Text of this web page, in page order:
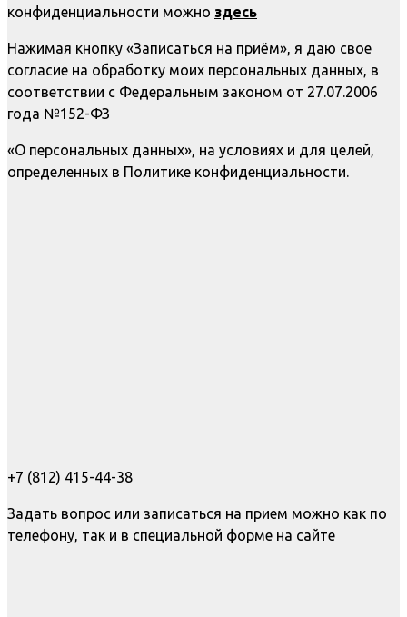
конфиденциальности можно здесь
Нажимая кнопку «Записаться на приём», я даю свое
согласие на обработку моих персональных данных, в
соответствии с Федеральным законом от 27.07.2006
года №152-ФЗ
«О персональных данных», на условиях и для целей,
определенных в Политике конфиденциальности.
+7 (812) 415-44-38
Задать вопрос или записаться на прием можно как по
телефону, так и в специальной форме на сайте